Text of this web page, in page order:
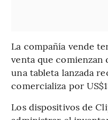
La compañía vende
venta que comienzan
una tableta lanzada
comercializa por
Los dispositivos de